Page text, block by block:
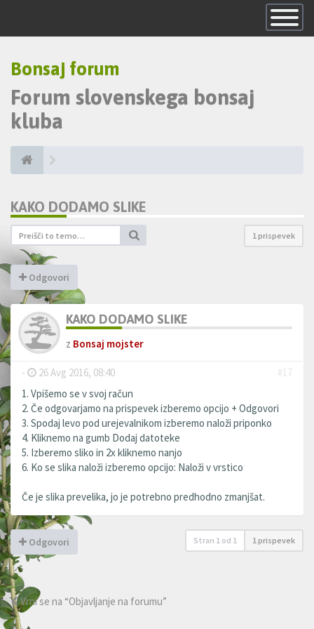
Skrij
navigacijo
Bonsaj forum
Forum slovenskega bonsaj
kluba
KAKO DODAMO SLIKE
1 prispevek
Odgovori
KAKO DODAMO SLIKE
z Bonsaj mojster
- 26 Avg 2016, 08:40
#17
1. Vpišemo se v svoj račun
2. Če odgovarjamo na prispevek izberemo opcijo + Odgovori
3. Spodaj levo pod urejevalnikom izberemo naloži priponko
4. Kliknemo na gumb Dodaj datoteke
5. Izberemo sliko in 2x kliknemo nanjo
6. Ko se slika naloži izberemo opcijo: Naloži v vrstico
Če je slika prevelika, jo je potrebno predhodno zmanjšat.
Odgovori Stran 1 od 1 1 prispevek
Vrni se na “Objavljanje na forumu”